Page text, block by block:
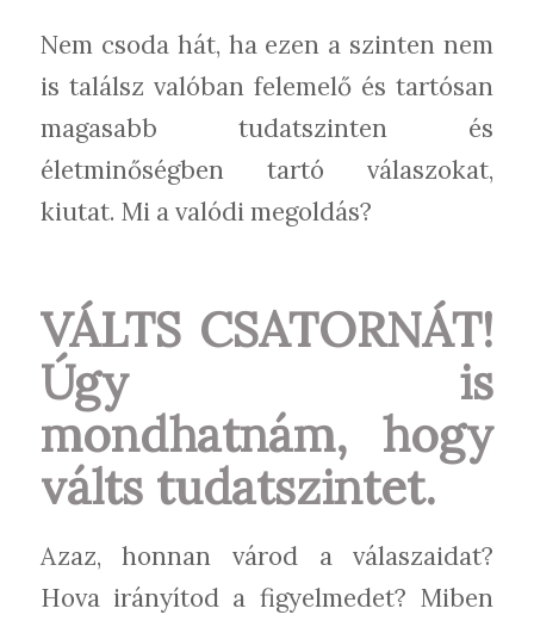
Nem csoda hát, ha ezen a szinten nem
is találsz valóban felemelő és tartósan
magasabb tudatszinten és
életminőségben tartó válaszokat,
kiutat. Mi a valódi megoldás?
VÁLTS CSATORNÁT!
Úgy is
mondhatnám, hogy
válts tudatszintet.
Azaz, honnan várod a válaszaidat?
Hova irányítod a figyelmedet? Miben